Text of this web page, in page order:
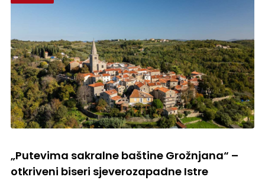
sjeverozapadne Istre
„Putevima sakralne baštine Grožnjana“ –
otkriveni biseri sjeverozapadne Istre